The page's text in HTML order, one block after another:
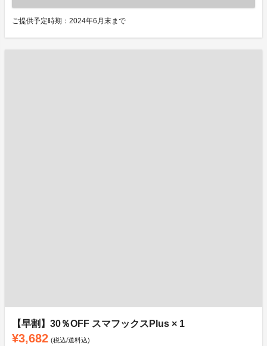
ご提供予定時期：2024年6月末まで
【早割】30％OFF スマフックスPlus × 1
¥3,682 (税込/送料込)